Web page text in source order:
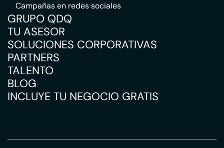
Campañas en redes sociales
GRUPO QDQ
TU ASESOR
SOLUCIONES CORPORATIVAS
PARTNERS
TALENTO
BLOG
INCLUYE TU NEGOCIO GRATIS